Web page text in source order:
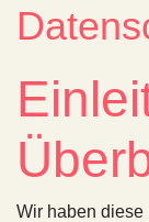
Wir haben diese